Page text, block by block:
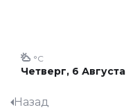
Четверг, 6 Августа
°C
Назад